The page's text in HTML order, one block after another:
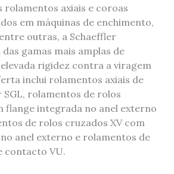
rolamentos axiais e coroas
em máquinas de enchimento,
outras, a Schaeffler
gamas mais amplas de
rigidez contra a viragem
inclui rolamentos axiais de
rolamentos de rolos
flange integrada no anel externo
de rolos cruzados XV com
anel externo e rolamentos de
contacto VU.